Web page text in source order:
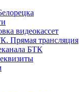
видеокассет
Прямая трансляция
БТК